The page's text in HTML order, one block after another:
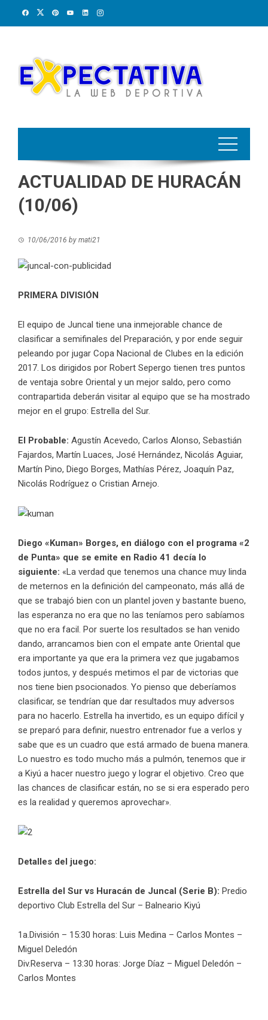
ACTUALIDAD DE HURACÁN
(10/06)
10/06/2016 by mati21
PRIMERA DIVISIÓN
El equipo de Juncal tiene una inmejorable chance de
clasificar a semifinales del Preparación, y por ende seguir
peleando por jugar Copa Nacional de Clubes en la edición
2017. Los dirigidos por Robert Sepergo tienen tres puntos
de ventaja sobre Oriental y un mejor saldo, pero como
contrapartida deberán visitar al equipo que se ha mostrado
mejor en el grupo: Estrella del Sur.
El Probable: Agustín Acevedo, Carlos Alonso, Sebastián
Fajardos, Martín Luaces, José Hernández, Nicolás Aguiar,
Martín Pino, Diego Borges, Mathías Pérez, Joaquín Paz,
Nicolás Rodríguez o Cristian Arnejo.
Diego «Kuman» Borges, en diálogo con el programa «2
de Punta» que se emite en Radio 41 decía lo
siguiente: «La verdad que tenemos una chance muy linda
de meternos en la definición del campeonato, más allá de
que se trabajó bien con un plantel joven y bastante bueno,
las esperanza no era que no las teníamos pero sabíamos
que no era facil. Por suerte los resultados se han venido
dando, arrancamos bien con el empate ante Oriental que
era importante ya que era la primera vez que jugabamos
todos juntos, y después metimos el par de victorias que
nos tiene bien psocionados. Yo pienso que deberíamos
clasificar, se tendrían que dar resultados muy adversos
para no hacerlo. Estrella ha invertido, es un equipo difícil y
se preparó para definir, nuestro entrenador fue a verlos y
sabe que es un cuadro que está armado de buena manera.
Lo nuestro es todo mucho más a pulmón, tenemos que ir
a Kiyú a hacer nuestro juego y lograr el objetivo. Creo que
las chances de clasificar están, no se si era esperado pero
es la realidad y queremos aprovechar».
Detalles del juego:
Estrella del Sur vs Huracán de Juncal (Serie B): Predio
deportivo Club Estrella del Sur – Balneario Kiyú
1a.División – 15:30 horas: Luis Medina – Carlos Montes –
Miguel Deledón
Div.Reserva – 13:30 horas: Jorge Díaz – Miguel Deledón –
Carlos Montes